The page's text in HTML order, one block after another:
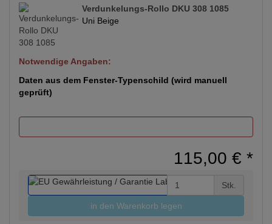
Verdunkelungs-Rollo DKU 308 1085
Uni Beige
Notwendige Angaben:
Daten aus dem Fenster-Typenschild (wird manuell
geprüft)
115,00 € *
Stk.
in den Warenkorb legen